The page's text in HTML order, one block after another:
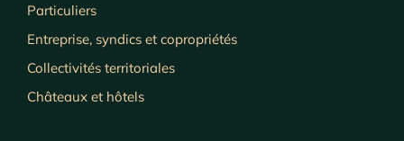
Particuliers
Entreprise, syndics et copropriétés
Collectivités territoriales
Châteaux et hôtels